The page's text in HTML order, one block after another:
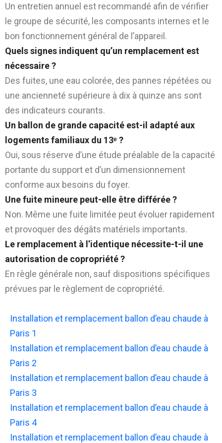
Un entretien annuel est recommandé afin de vérifier
le groupe de sécurité, les composants internes et le
bon fonctionnement général de l’appareil.
Quels signes indiquent qu’un remplacement est
nécessaire ?
Des fuites, une eau colorée, des pannes répétées ou
une ancienneté supérieure à dix à quinze ans sont
des indicateurs courants.
Un ballon de grande capacité est-il adapté aux
logements familiaux du 13ᵉ ?
Oui, sous réserve d’une étude préalable de la capacité
portante du support et d’un dimensionnement
conforme aux besoins du foyer.
Une fuite mineure peut-elle être différée ?
Non. Même une fuite limitée peut évoluer rapidement
et provoquer des dégâts matériels importants.
Le remplacement à l’identique nécessite-t-il une
autorisation de copropriété ?
En règle générale non, sauf dispositions spécifiques
prévues par le règlement de copropriété.
Installation et remplacement ballon d’eau chaude à
Paris 1
Installation et remplacement ballon d’eau chaude à
Paris 2
Installation et remplacement ballon d’eau chaude à
Paris 3
Installation et remplacement ballon d’eau chaude à
Paris 4
Installation et remplacement ballon d’eau chaude à